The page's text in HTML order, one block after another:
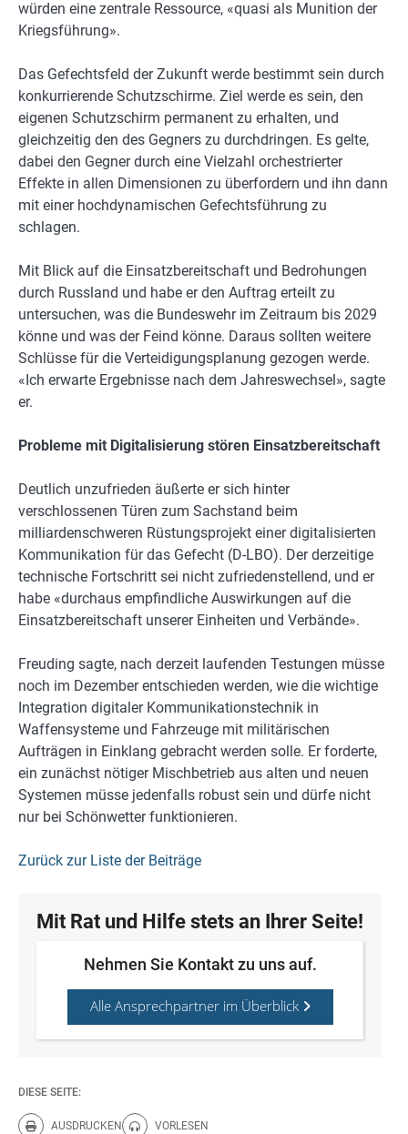
würden eine zentrale Ressource, «quasi als Munition der
Kriegsführung».
Das Gefechtsfeld der Zukunft werde bestimmt sein durch
konkurrierende Schutzschirme. Ziel werde es sein, den
eigenen Schutzschirm permanent zu erhalten, und
gleichzeitig den des Gegners zu durchdringen. Es gelte,
dabei den Gegner durch eine Vielzahl orchestrierter
Effekte in allen Dimensionen zu überfordern und ihn dann
mit einer hochdynamischen Gefechtsführung zu
schlagen.
Mit Blick auf die Einsatzbereitschaft und Bedrohungen
durch Russland und habe er den Auftrag erteilt zu
untersuchen, was die Bundeswehr im Zeitraum bis 2029
könne und was der Feind könne. Daraus sollten weitere
Schlüsse für die Verteidigungsplanung gezogen werde.
«Ich erwarte Ergebnisse nach dem Jahreswechsel», sagte
er.
Probleme mit Digitalisierung stören Einsatzbereitschaft
Deutlich unzufrieden äußerte er sich hinter
verschlossenen Türen zum Sachstand beim
milliardenschweren Rüstungsprojekt einer digitalisierten
Kommunikation für das Gefecht (D-LBO). Der derzeitige
technische Fortschritt sei nicht zufriedenstellend, und er
habe «durchaus empfindliche Auswirkungen auf die
Einsatzbereitschaft unserer Einheiten und Verbände».
Freuding sagte, nach derzeit laufenden Testungen müsse
noch im Dezember entschieden werden, wie die wichtige
Integration digitaler Kommunikationstechnik in
Waffensysteme und Fahrzeuge mit militärischen
Aufträgen in Einklang gebracht werden solle. Er forderte,
ein zunächst nötiger Mischbetrieb aus alten und neuen
Systemen müsse jedenfalls robust sein und dürfe nicht
nur bei Schönwetter funktionieren.
Zurück zur Liste der Beiträge
Mit Rat und Hilfe stets an Ihrer Seite!
Nehmen Sie Kontakt zu uns auf.
Alle Ansprechpartner im Überblick
DIESE SEITE:
AUSDRUCKEN VORLESEN